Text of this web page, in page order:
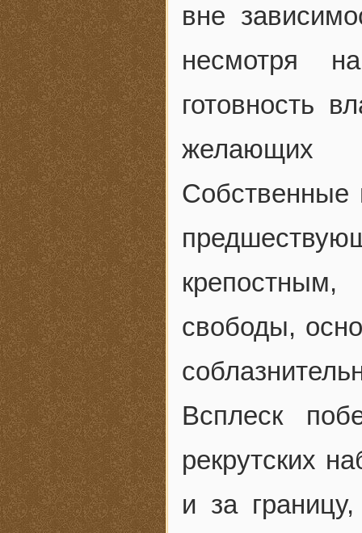
вне
несмотря
готовность
желающих
Собственные
свободы,
Всплеск
рекрутских
и за